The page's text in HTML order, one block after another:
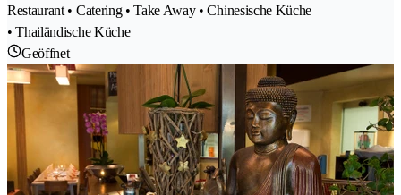
Restaurant • Catering • Take Away • Chinesische Küche
• Thailändische Küche
Geöffnet